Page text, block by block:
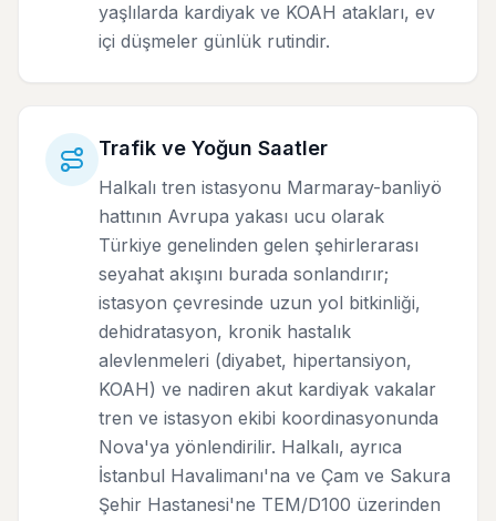
yaşlılarda kardiyak ve KOAH atakları, ev
içi düşmeler günlük rutindir.
Trafik ve Yoğun Saatler
Halkalı tren istasyonu Marmaray-banliyö
hattının Avrupa yakası ucu olarak
Türkiye genelinden gelen şehirlerarası
seyahat akışını burada sonlandırır;
istasyon çevresinde uzun yol bitkinliği,
dehidratasyon, kronik hastalık
alevlenmeleri (diyabet, hipertansiyon,
KOAH) ve nadiren akut kardiyak vakalar
tren ve istasyon ekibi koordinasyonunda
Nova'ya yönlendirilir. Halkalı, ayrıca
İstanbul Havalimanı'na ve Çam ve Sakura
Şehir Hastanesi'ne TEM/D100 üzerinden